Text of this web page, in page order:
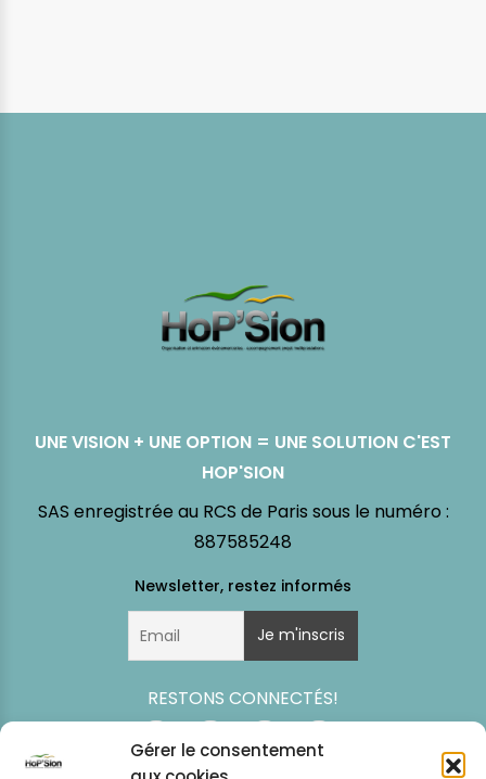
Gérer le consentement
UNE VISION + UNE OPTION = UNE SOLUTION C'EST
HOP'SION
SAS enregistrée au RCS de Paris sous le numéro :
887585248
RESTONS CONNECTÉS!